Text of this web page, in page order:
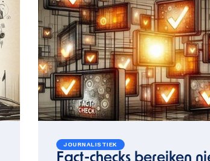
JOURNALISTIEK